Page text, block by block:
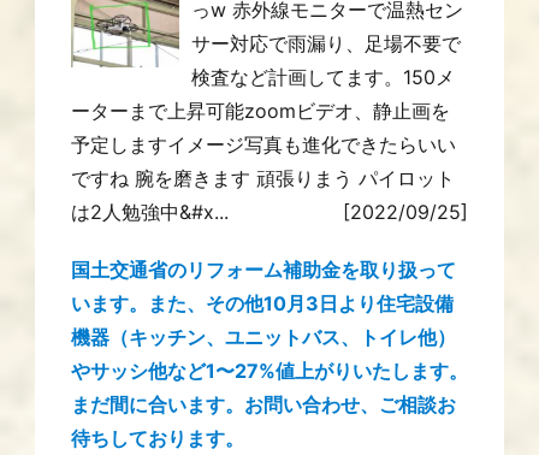
っw 赤外線モニターで温熱セン
サー対応で雨漏り、足場不要で
検査など計画してます。150メ
ーターまで上昇可能zoomビデオ、静止画を
予定しますイメージ写真も進化できたらいい
ですね 腕を磨きます 頑張りまう パイロット
は2人勉強中&#x...
[2022/09/25]
国土交通省のリフォーム補助金を取り扱って
います。また、その他10月3日より住宅設備
機器（キッチン、ユニットバス、トイレ他）
やサッシ他など1〜27%値上がりいたします。
まだ間に合います。お問い合わせ、ご相談お
待ちしております。